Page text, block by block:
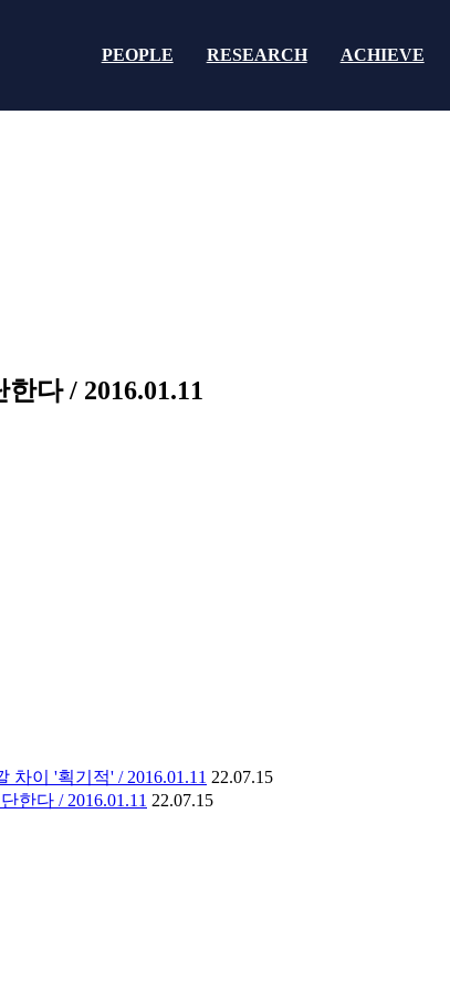
PEOPLE RESEARCH ACHIEVE
다 / 2016.01.11
이 '획기적' / 2016.01.11 22.07.15
한다 / 2016.01.11 22.07.15